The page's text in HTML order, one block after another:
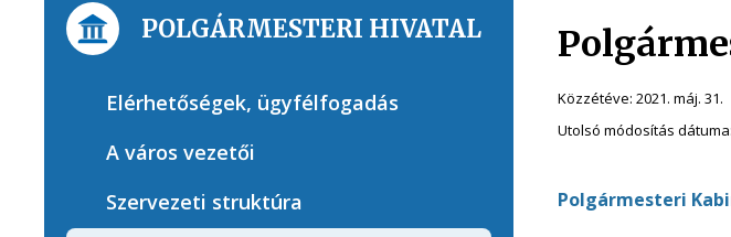
Közzétéve: 2021. máj. 31.
Utolsó módosítás dátuma:
Polgármesteri
POLGÁRMESTERI HIVATAL
Elérhetőségek, ügyfélfogadás
A város vezetői
Szervezeti struktúra